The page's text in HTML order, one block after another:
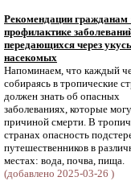
Рекомендации гражданам
профилактике
передающихся через
насекомых
Напоминаем, что каждый
собираясь в тропические
должен знать об опасных
заболеваниях, которые
причиной смерти. В
странах опасность
путешественников в
местах: вода, почва, пища.
(добавлено 2025-03-26 )